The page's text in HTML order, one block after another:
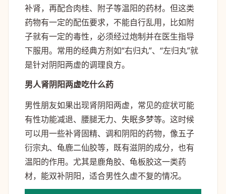
补肾，再配合肉桂、附子等温阳的药材。但这类
药物有一定的配伍要求，不能自行乱用，比如附
子就有一定的毒性，必须经过炮制并在医生指导
下服用。常用的经典方剂如“右归丸”、“左归丸”就
是针对阴阳两虚的调理良方。
男人肾阴阳两虚吃什么药
男性朋友如果出现肾阴阳两虚，常见的症状可能
有性功能减退、腰腿无力、失眠多梦等。这时候
可以用一些补肾固精、调和阴阳的药物，像五子
衍宗丸、龟鹿二仙胶等，既有滋阴的成分，也有
温阳的作用。尤其是鹿角胶、龟板胶这一类药
材，能双补阴阳，适合男性久虚不复的情况。